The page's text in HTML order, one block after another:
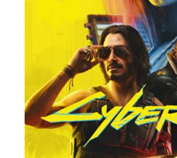
Accessoires
Board Games